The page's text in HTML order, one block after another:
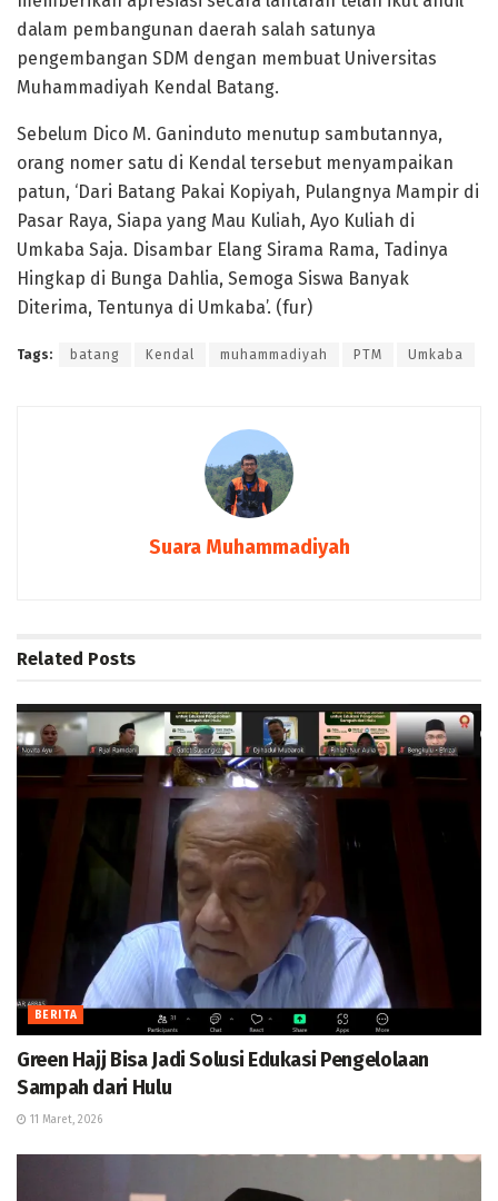
dalam pembangunan daerah salah satunya
pengembangan SDM dengan membuat Universitas
Muhammadiyah Kendal Batang.
Sebelum Dico M. Ganinduto menutup sambutannya,
orang nomer satu di Kendal tersebut menyampaikan
patun, ‘Dari Batang Pakai Kopiyah, Pulangnya Mampir di
Pasar Raya, Siapa yang Mau Kuliah, Ayo Kuliah di
Umkaba Saja. Disambar Elang Sirama Rama, Tadinya
Hingkap di Bunga Dahlia, Semoga Siswa Banyak
Diterima, Tentunya di Umkaba’. (fur)
Tags: batang Kendal muhammadiyah PTM Umkaba
Suara Muhammadiyah
Related Posts
BERITA
Green Hajj Bisa Jadi Solusi Edukasi Pengelolaan
Sampah dari Hulu
11 Maret, 2026